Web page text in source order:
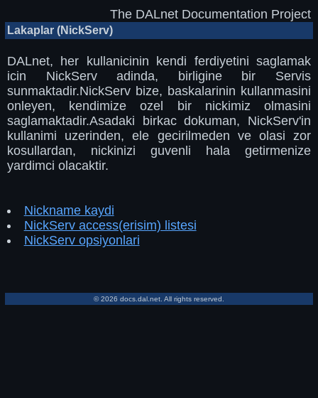
The DALnet Documentation Project
Lakaplar (NickServ)
DALnet, her kullanicinin kendi ferdiyetini saglamak
icin NickServ adinda, birligine bir Servis
sunmaktadir.NickServ bize, baskalarinin kullanmasini
onleyen, kendimize ozel bir nickimiz olmasini
saglamaktadir.Asadaki birkac dokuman, NickServ'in
kullanimi uzerinden, ele gecirilmeden ve olasi zor
kosullardan, nickinizi guvenli hala getirmenize
yardimci olacaktir.
Nickname kaydi
NickServ access(erisim) listesi
NickServ opsiyonlari
© 2026 docs.dal.net. All rights reserved.